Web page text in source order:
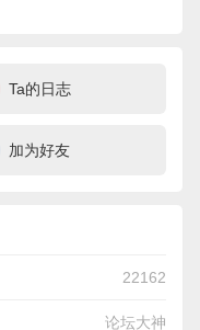
Ta的日志
加为好友
22162
论坛大神